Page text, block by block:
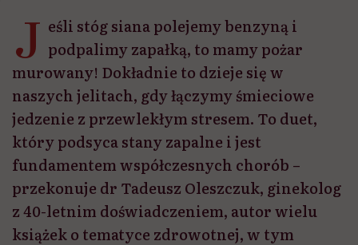
J eśli stóg siana polejemy benzyną i
podpalimy zapałką, to mamy pożar
murowany! Dokładnie to dzieje się w
naszych jelitach, gdy łączymy śmieciowe
jedzenie z przewlekłym stresem. To duet,
który podsyca stany zapalne i jest
fundamentem współczesnych chorób –
przekonuje dr Tadeusz Oleszczuk, ginekolog
z 40-letnim doświadczeniem, autor wielu
książek o tematyce zdrowotnej, w tym